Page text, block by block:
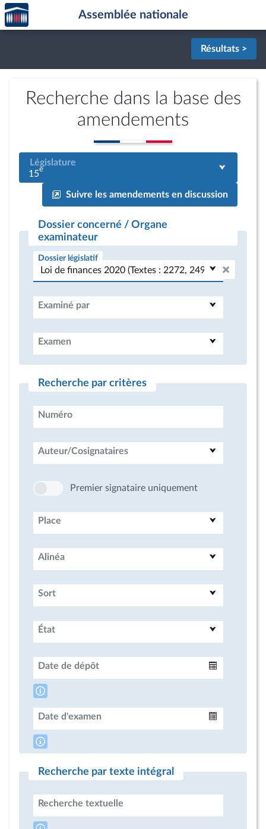
Aller au contenu
Aller en bas de la page
Accèder
à la
page
Assemblée nationale
Résultats >
Recherche dans la base des
amendements
Législature
15e
Suivre les amendements en discussion
Dossier concerné / Organe
examinateur
Dossier législatif
Examiné par
Examen
Recherche par critères
Numéro
Auteur/Cosignataires
Premier signataire uniquement
Place
Alinéa
Sort
État
Date de dépôt
Date d'examen
Recherche par texte intégral
Recherche textuelle